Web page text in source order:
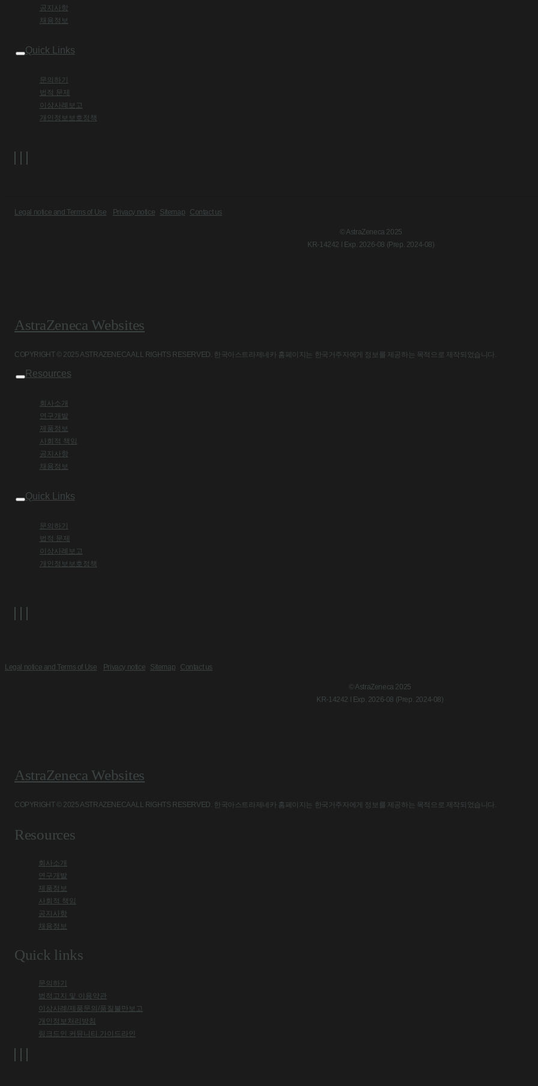
공지사항
채용정보
Quick Links
문의하기
법적 문제
이상사례보고
개인정보보호정책
Legal notice and Terms of Use Privacy notice Sitemap Contact us
© AstraZeneca 2025
KR-14242 l Exp. 2026-08 (Prep. 2024-08)
AstraZeneca Websites
COPYRIGHT © 2025 ASTRAZENECA ALL RIGHTS RESERVED. 한국아스트라제네카 홈페이지는 한국거주자에게 정보를 제공하는 목적으로 제작되었습니다.
Resources
회사소개
연구개발
제품정보
사회적 책임
공지사항
채용정보
Quick Links
문의하기
법적 문제
이상사례보고
개인정보보호정책
Legal notice and Terms of Use Privacy notice Sitemap Contact us
© AstraZeneca 2025
KR-14242 l Exp. 2026-08 (Prep. 2024-08)
AstraZeneca Websites
COPYRIGHT © 2025 ASTRAZENECA ALL RIGHTS RESERVED. 한국아스트라제네카 홈페이지는 한국거주자에게 정보를 제공하는 목적으로 제작되었습니다.
Resources
회사소개
연구개발
제품정보
사회적 책임
공지사항
채용정보
Quick links
문의하기
법적고지 및 이용약관
이상사례/제품문의/품질불만보고
개인정보처리방침
링크드인 커뮤니티 가이드라인